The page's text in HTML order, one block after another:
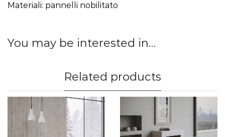
Materiali: pannelli nobilitato
You may be interested in…
Related products